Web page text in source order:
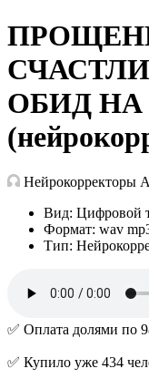
ОБИД
Нейрокорректоры
Вид: Цифровой
Формат: wav
Тип:
✅ Оплата долями по
✅ Купило уже 434